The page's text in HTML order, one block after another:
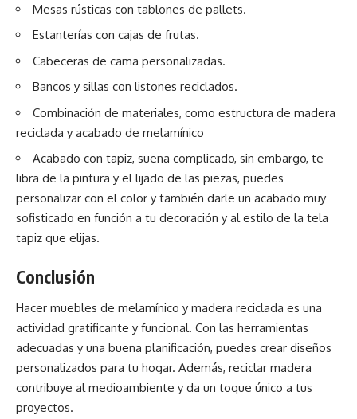
Mesas rústicas con tablones de pallets.
Estanterías con cajas de frutas.
Cabeceras de cama personalizadas.
Bancos y sillas con listones reciclados.
Combinación de materiales, como estructura de madera
reciclada y acabado de melamínico
Acabado con tapiz, suena complicado, sin embargo, te
libra de la pintura y el lijado de las piezas, puedes
personalizar con el color y también darle un acabado muy
sofisticado en función a tu decoración y al estilo de la tela
tapiz que elijas.
Conclusión
Hacer muebles de melamínico y madera reciclada es una
actividad gratificante y funcional. Con las herramientas
adecuadas y una buena planificación, puedes crear diseños
personalizados para tu hogar. Además, reciclar madera
contribuye al medioambiente y da un toque único a tus
proyectos.